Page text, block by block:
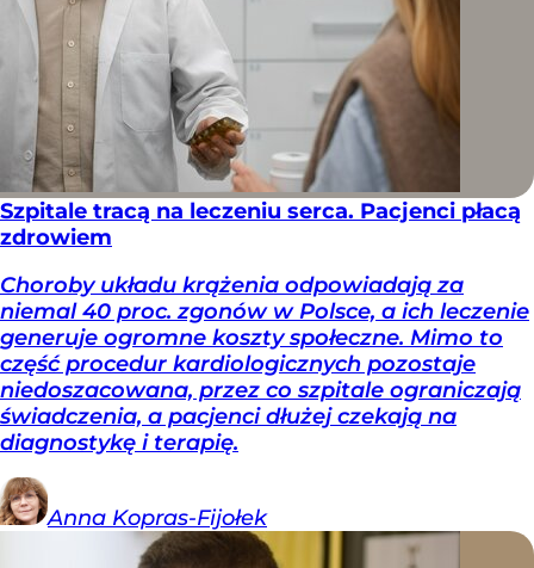
Szpitale tracą na leczeniu serca. Pacjenci płacą
zdrowiem
Choroby układu krążenia odpowiadają za
niemal 40 proc. zgonów w Polsce, a ich leczenie
generuje ogromne koszty społeczne. Mimo to
część procedur kardiologicznych pozostaje
niedoszacowana, przez co szpitale ograniczają
świadczenia, a pacjenci dłużej czekają na
diagnostykę i terapię.
Anna Kopras-Fijołek